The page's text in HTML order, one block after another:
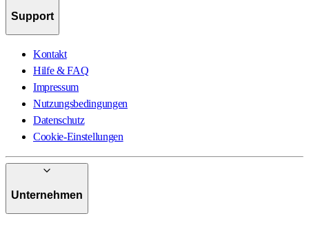
Support
Kontakt
Hilfe & FAQ
Impressum
Nutzungsbedingungen
Datenschutz
Cookie-Einstellungen
Unternehmen